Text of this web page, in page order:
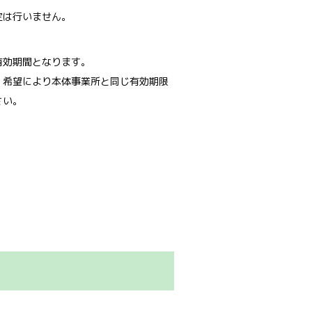
行いません。
期間となります。
望により本体事業所と同じ有効期限
。